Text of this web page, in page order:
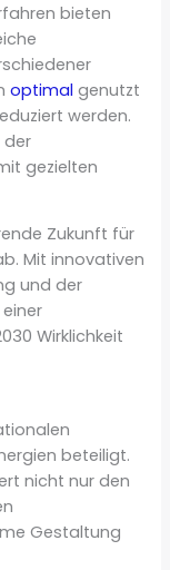
bieten
optimal genutzt
werden.
der
gezielten
Zukunft für
Mit innovativen
und der
Wirklichkeit
beteiligt.
nicht nur den
Gestaltung